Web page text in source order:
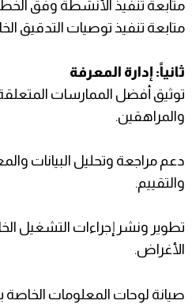
متابعة تنفيذ الأنشطة وفق
متابعة تنفيذ توصيات التدقيق
ثانياً: إدارة المعرفة
توثيق أفضل الممارسات
والمراهقين.
دعم مراجعة وتحليل البيانات
والتقييم.
تطوير ونشر إجراءات التشغيل
الأغراض.
صيانة لوحات المعلومات الخاصة